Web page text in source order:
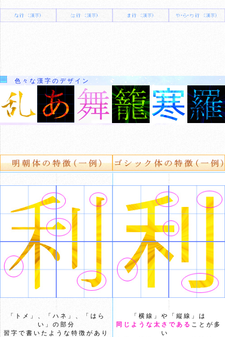
色々な漢字のデザイン
「トメ」、「ハネ」、「はら
い」の部分
習字で書いたような特徴があり
「横線」や「縦線」は
同じような太さである ことが多
い